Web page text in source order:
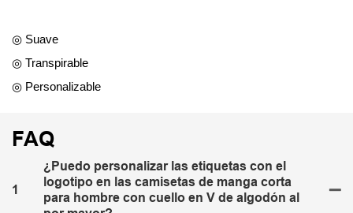
◎ Suave
◎ Transpirable
◎ Personalizable
FAQ
1
¿Puedo personalizar las etiquetas con el
logotipo en las camisetas de manga corta
para hombre con cuello en V de algodón al